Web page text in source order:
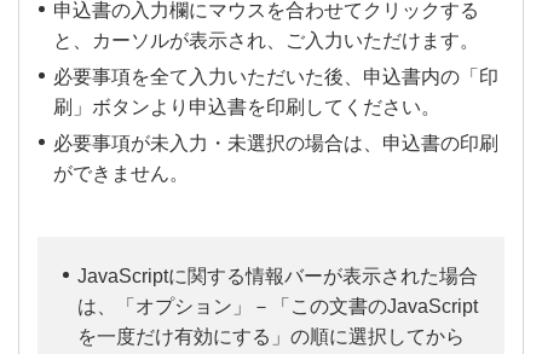
ショッピング保険
あたり年間100万円（自己負
担額 5,000円/1事故あたり）
VISAビジネスデビットで購
ら60日以内に破損・盗難・火
最大：カード1枚あたり年間
100万円
申込書の入力欄にマウスを合わせてクリックする
と、カーソルが表示され、ご入力いただけます。
必要事項を全て入力いただいた後、申込書内の「印
刷」ボタンより申込書を印刷してください。
必要事項が未入力・未選択の場合は、申込書の印刷
ができません。
JavaScriptに関する情報バーが表示された場合
は、「オプション」－「この文書のJavaScript
を一度だけ有効にする」の順に選択してから